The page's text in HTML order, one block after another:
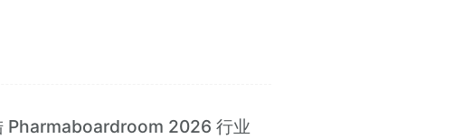
Pharmaboardroom 2026 行业